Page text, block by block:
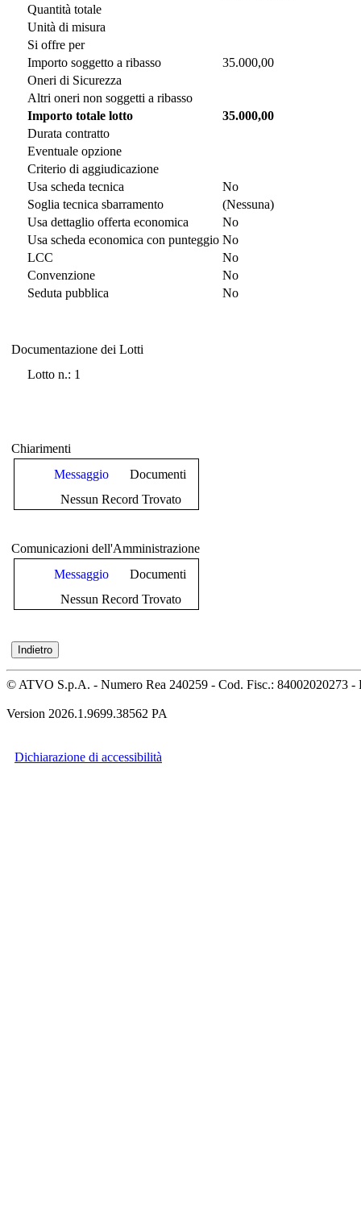
Quantità totale
Unità di misura
Si offre per
Importo soggetto a ribasso
35.000,00
Oneri di Sicurezza
Altri oneri non soggetti a ribasso
Importo totale lotto
35.000,00
Durata contratto
Eventuale opzione
Criterio di aggiudicazione
Usa scheda tecnica
No
Soglia tecnica sbarramento
(Nessuna)
Usa dettaglio offerta economica
No
Usa scheda economica con punteggio No
LCC
No
Convenzione
No
Seduta pubblica
No
Documentazione dei Lotti
Lotto n.: 1
Chiarimenti
Messaggio
Documenti
Nessun Record Trovato
Comunicazioni dell'Amministrazione
Messaggio
Documenti
Nessun Record Trovato
© ATVO S.p.A. - Numero Rea 240259 - Cod. Fisc.: 84002020273 -
Version 2026.1.9699.38562 PA
Dichiarazione di accessibilità